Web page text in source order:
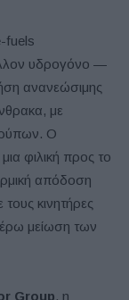
fuels
υδρογόνο —
ανανεώσιμης
με
ρύπων. Ο
μια φιλική προς το
απόδοση
κινητήρες
μείωση των
Group, η